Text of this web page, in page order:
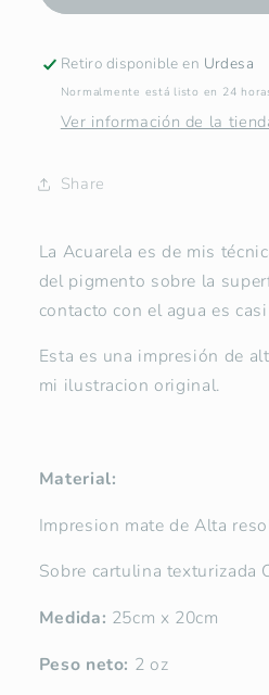
la
-
Print
la
-
Print
Retiro disponible en Urdesa
Normalmente está listo en 24
Ver información de la
Share
La Acuarela es de mis
del pigmento sobre la
contacto con el agua es
Esta es una impresión de
mi ilustracion original.
Material:
Impresion mate de Alta
Sobre cartulina texturizada
Medida: 25cm x 20cm
Peso neto: 2 oz